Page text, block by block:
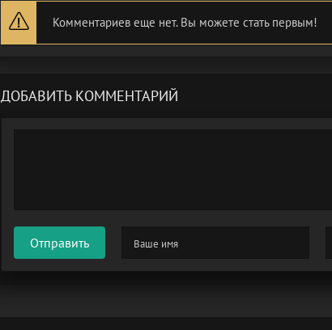
Комментариев еще нет. Вы можете стать первым!
ДОБАВИТЬ КОММЕНТАРИЙ
Отправить